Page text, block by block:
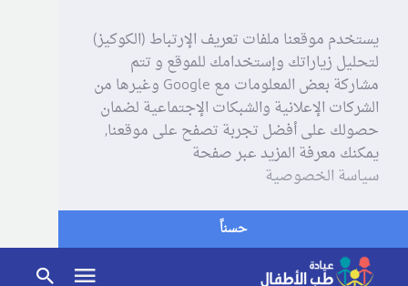
يستخدم موقعنا ملفات تعريف الإرتباط (الكوكيز)
لتحليل زياراتك وإستخدامك للموقع و تتم
مشاركة بعض المعلومات مع Google وغيرها من
الشركات الإعلانية والشبكات الإجتماعية لضمان
حصولك على أفضل تجربة تصفح على موقعنا,
يمكنك معرفة المزيد عبر صفحة
سياسة الخصوصية
حسناً